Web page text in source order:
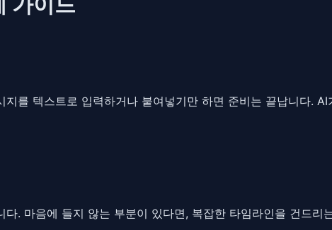
를 텍스트로 입력하거나 붙여넣기만 하면 준비는 끝납니다.
. 마음에 들지 않는 부분이 있다면, 복잡한 타임라인을 건드리